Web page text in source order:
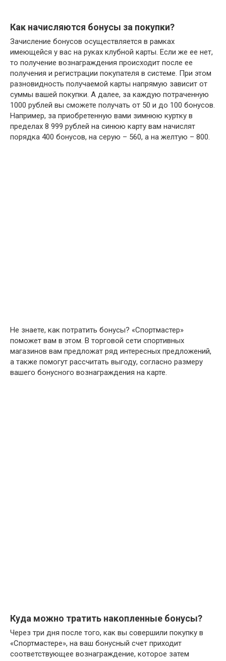
Как начисляются бонусы за покупки?
Зачисление бонусов осуществляется в рамках
имеющейся у вас на руках клубной карты. Если же ее нет,
то получение вознаграждения происходит после ее
получения и регистрации покупателя в системе. При этом
разновидность получаемой карты напрямую зависит от
суммы вашей покупки. А далее, за каждую потраченную
1000 рублей вы сможете получать от 50 и до 100 бонусов.
Например, за приобретенную вами зимнюю куртку в
пределах 8 999 рублей на синюю карту вам начислят
порядка 400 бонусов, на серую – 560, а на желтую – 800.
Не знаете, как потратить бонусы? «Спортмастер»
поможет вам в этом. В торговой сети спортивных
магазинов вам предложат ряд интересных предложений,
а также помогут рассчитать выгоду, согласно размеру
вашего бонусного вознаграждения на карте.
Куда можно тратить накопленные бонусы?
Через три дня после того, как вы совершили покупку в
«Спортмастере», на ваш бонусный счет приходит
соответствующее вознаграждение, которое затем